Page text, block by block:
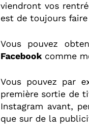
viendront vos
est de toujours
Vous pouvez
Facebook comme
Vous pouvez par
première sortie de
Instagram avant,
que sur de la